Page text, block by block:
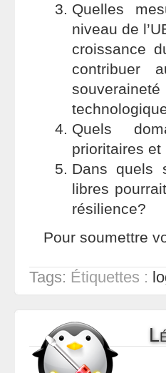
Quelles
niveau de
croissance
contribuer
souveraineté
Quels
prioritaires et
Dans quels
libres
résilience?
Pour soumettre
Tags: Étiquettes :